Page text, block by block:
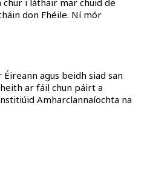
i láthair mar chuid de
don Fhéile. Ní mór
agus beidh siad san
ar fáil chun páirt a
Amharclannaíochta na